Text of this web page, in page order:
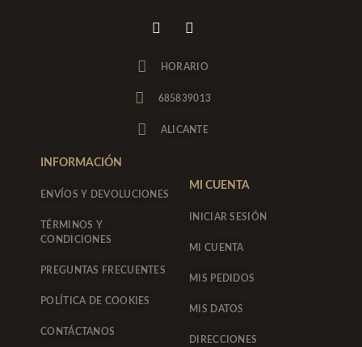
I
n
g
r
m
F
a
e
o
o
k
-
HORARIO
685839013
ALICANTE
INFORMACIÓN
ENVÍOS Y DEVOLUCIONES
TÉRMINOS Y
CONDICIONES
PREGUNTAS FRECUENTES
POLÍTICA DE COOKIES
CONTÁCTANOS
MI CUENTA
INICIAR SESIÓN
MI CUENTA
MIS PEDIDOS
MIS DATOS
DIRECCIONES